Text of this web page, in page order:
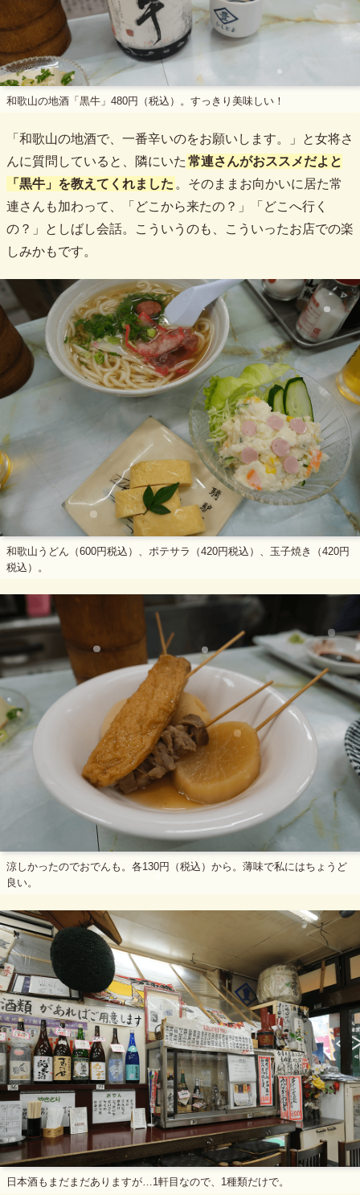
和歌山の地酒「黒牛」480円（税込）。すっきり美味しい！
「和歌山の地酒で、一番辛いのをお願いします。」と女将さ
んに質問していると、隣にいた 常連さんがおススメだよと
「黒牛」を教えてくれました 。そのままお向かいに居た常
連さんも加わって、「どこから来たの？」「どこへ行く
の？」としばし会話。こういうのも、こういったお店での楽
しみかもです。
和歌山うどん（600円税込）、ポテサラ（420円税込）、玉子焼き（420円
税込）。
涼しかったのでおでんも。各130円（税込）から。薄味で私にはちょうど
良い。
日本酒もまだまだありますが…1軒目なので、1種類だけで。